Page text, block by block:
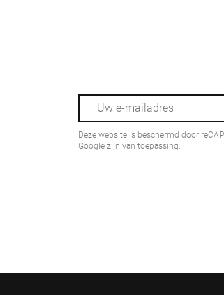
Deze website is beschermd door
Google zijn van toepassing.